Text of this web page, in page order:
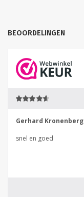
BEOORDELINGEN